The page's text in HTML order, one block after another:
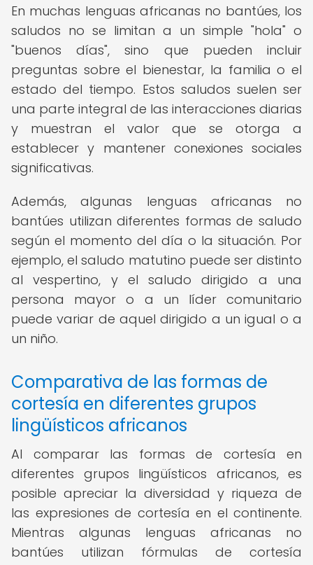
En muchas lenguas africanas no bantúes, los
saludos no se limitan a un simple "hola" o
"buenos días", sino que pueden incluir
preguntas sobre el bienestar, la familia o el
estado del tiempo. Estos saludos suelen ser
una parte integral de las interacciones diarias
y muestran el valor que se otorga a
establecer y mantener conexiones sociales
significativas.
Además, algunas lenguas africanas no
bantúes utilizan diferentes formas de saludo
según el momento del día o la situación. Por
ejemplo, el saludo matutino puede ser distinto
al vespertino, y el saludo dirigido a una
persona mayor o a un líder comunitario
puede variar de aquel dirigido a un igual o a
un niño.
Comparativa de las formas de
cortesía en diferentes grupos
lingüísticos africanos
Al comparar las formas de cortesía en
diferentes grupos lingüísticos africanos, es
posible apreciar la diversidad y riqueza de
las expresiones de cortesía en el continente.
Mientras algunas lenguas africanas no
bantúes utilizan fórmulas de cortesía